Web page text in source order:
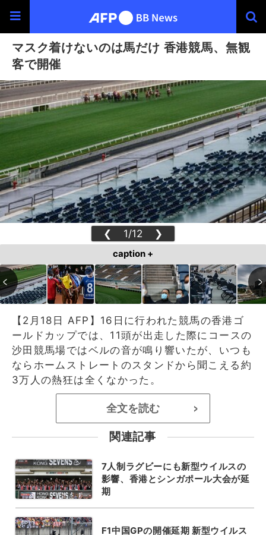
マスク着けないのは馬だけ 香港競馬、無観
客で開催
❮ 1/12 ❯
caption +
【2月18日 AFP】16日に行われた競馬の香港ゴ
ールドカップでは、11頭が出走した際にコースの
沙田競馬場ではベルの音が鳴り響いたが、いつも
ならホームストレートのスタンドから聞こえる約
3万人の熱狂は全くなかった。
全文を読む >
関連記事
7人制ラグビーにも新型ウイルスの
影響、香港とシンガポール大会が延
期
F1中国GPの開催延期 新型ウイルス